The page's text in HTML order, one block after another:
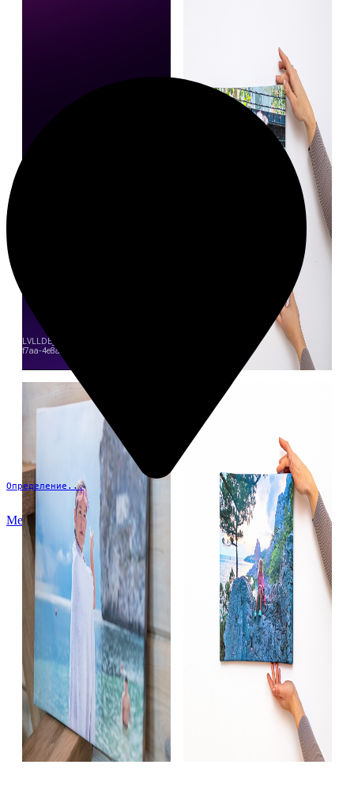
Определение...
Меню